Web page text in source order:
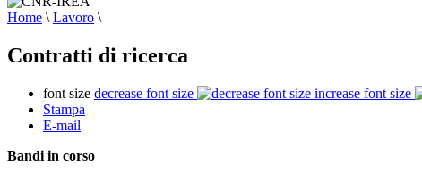
Home \ Lavoro \
Contratti di ricerca
font size decrease font size
increase font size
Stampa
E-mail
Bandi in corso